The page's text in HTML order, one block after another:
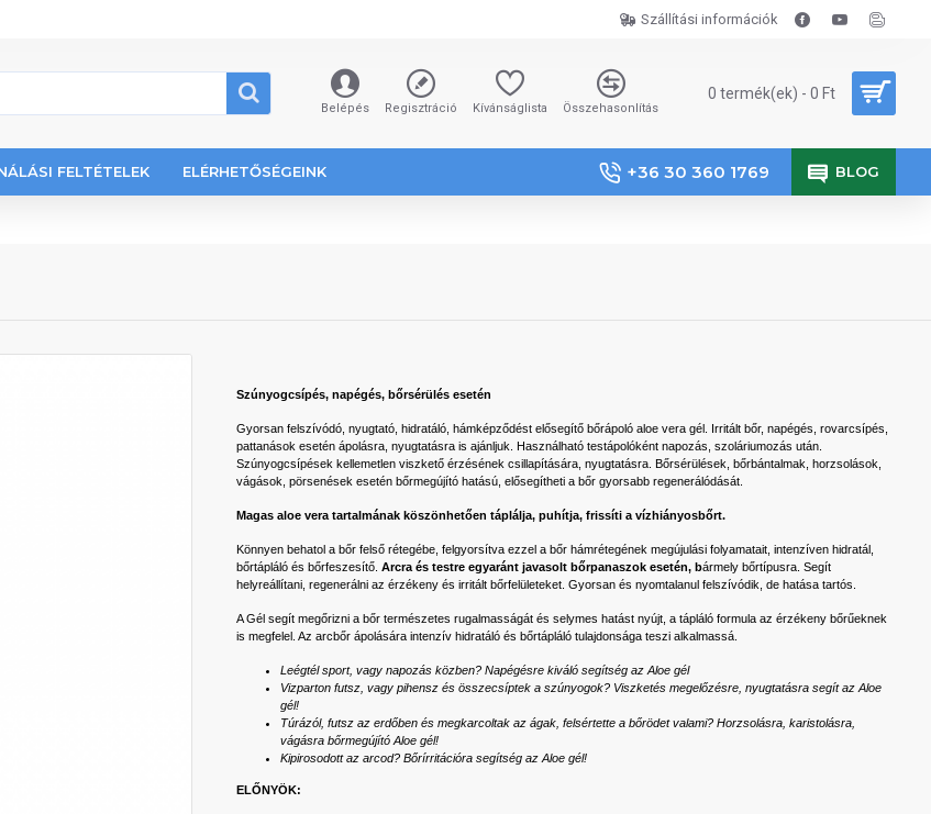
Szállítási információk
Belépés Regisztráció Kívánságlista Összehasonlítás
0 termék(ek) - 0 Ft
FELTÉTELEK ELÉRHETŐSÉGEINK +36 30 360 1769 BLOG
Szúnyogcsípés, napégés, bőrsérülés esetén
Gyorsan felszívódó, nyugtató, hidratáló, hámképződést elősegítő bőrápoló aloe vera gél. Irritált bőr, napégés, rovarcsípés,
pattanások esetén ápolásra, nyugtatásra is ajánljuk. Használható testápolóként napozás, szoláriumozás után.
Szúnyogcsípések kellemetlen viszkető érzésének csillapítására, nyugtatásra. Bőrsérülések, bőrbántalmak, horzsolások,
vágások, pörsenések esetén bőrmegújító hatású, elősegítheti a bőr gyorsabb regenerálódását.
Magas aloe vera tartalmának köszönhetően táplálja, puhítja, frissíti a vízhiányosbőrt.
Könnyen behatol a bőr felső rétegébe, felgyorsítva ezzel a bőr hámrétegének megújulási folyamatait, intenzíven hidratál,
bőrtápláló és bőrfeszesítő. Arcra és testre egyaránt javasolt bőrpanaszok esetén, bármely bőrtípusra. Segít
helyreállítani, regenerálni az érzékeny és irritált bőrfelületeket. Gyorsan és nyomtalanul felszívódik, de hatása tartós.
A Gél segít megőrizni a bőr természetes rugalmasságát és selymes hatást nyújt, a tápláló formula az érzékeny bőrűeknek
is megfelel. Az arcbőr ápolására intenzív hidratáló és bőrtápláló tulajdonsága teszi alkalmassá.
Leégtél sport, vagy napozás közben? Napégésre kiváló segítség az Aloe gél
Vizparton futsz, vagy pihensz és összecsíptek a szúnyogok? Viszketés megelőzésre, nyugtatásra segít az Aloe
gél!
Túrázól, futsz az erdőben és megkarcoltak az ágak, felsértette a bőrödet valami? Horzsolásra, karistolásra,
vágásra bőrmegújító Aloe gél!
Kipirosodott az arcod? Bőrírritációra segítség az Aloe gél!
ELŐNYÖK: